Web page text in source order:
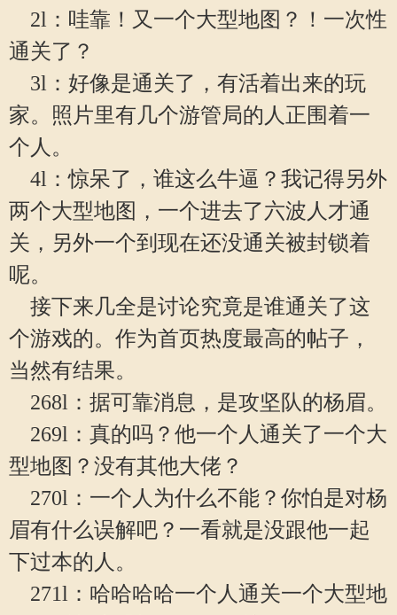
2l：哇靠！又一个大型地图？！一次性
通关了？
3l：好像是通关了，有活着出来的玩
家。照片里有几个游管局的人正围着一
个人。
4l：惊呆了，谁这么牛逼？我记得另外
两个大型地图，一个进去了六波人才通
关，另外一个到现在还没通关被封锁着
呢。
接下来几全是讨论究竟是谁通关了这
个游戏的。作为首页热度最高的帖子，
当然有结果。
268l：据可靠消息，是攻坚队的杨眉。
269l：真的吗？他一个人通关了一个大
型地图？没有其他大佬？
270l：一个人为什么不能？你怕是对杨
眉有什么误解吧？一看就是没跟他一起
下过本的人。
271l：哈哈哈哈一个人通关一个大型地